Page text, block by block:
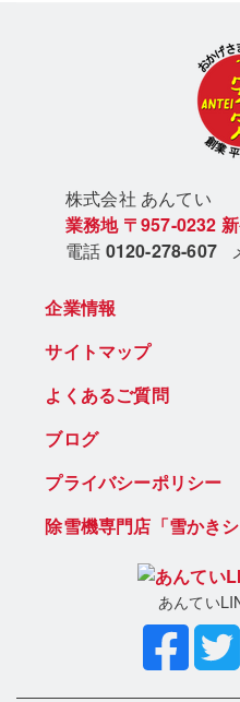
株式会社 あんてい
業務地 〒957-0232
電話 0120-278-607
企業情報
サイトマップ
よくあるご質問
ブログ
プライバシーポリシー
除雪機専門店「雪かきシ
あんてい